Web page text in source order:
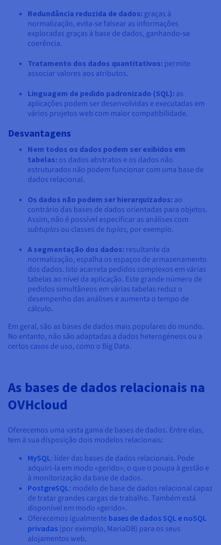
Redundância reduzida de dados: graças à
normalização, evita-se falsear as informações
exploradas graças à base de dados, ganhando-se
coerência.
Tratamento dos dados quantitativos: permite
associar valores aos atributos.
Linguagem de pedido padronizado (SQL): as
aplicações podem ser desenvolvidas e executadas em
vários projetos web com maior compatibilidade.
Desvantagens
Nem todos os dados podem ser exibidos em
tabelas: os dados abstratos e os dados não
estruturados não podem funcionar com uma base de
dados relacional.
Os dados não podem ser hierarquizados: ao
contrário das bases de dados orientadas para objetos.
Assim, não é possível especificar as análises com
subtuplasou classes de tuplas, por exemplo.
A segmentação dos dados: resultante da
normalização, espalha os espaços de armazenamento
dos dados. Isto acarreta pedidos complexos em várias
tabelas ao nível da aplicação. Este grande número de
pedidos simultâneos em várias tabelas reduz o
desempenho das análises e aumenta o tempo de
cálculo.
Em geral, são as bases de dados mais populares do mundo.
No entanto, não são adaptadas a dados heterogéneos ou a
certos casos de uso, como o Big Data.
As bases de dados relacionais na
OVHcloud
Oferecemos uma vasta gama de bases de dados. Entre elas,
tem à sua disposição dois modelos relacionais:
MySQL: líder das bases de dados relacionais. Pode
adquiri-la em modo «gerido», o que o poupa à gestão e
à monitorização da base de dados.
PostgreSQL: modelo de base de dados relacional capaz
de tratar grandes cargas de trabalho. Também está
disponível em modo «gerido».
Oferecemos igualmente bases de dados SQL e noSQL
privadas (por exemplo, MariaDB) para os seus
alojamentos web.